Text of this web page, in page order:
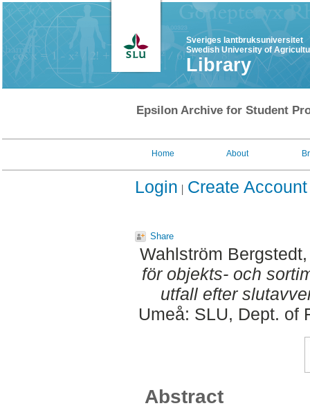
Sveriges lantbruksuniversitet
Swedish University of
Library
Epsilon Archive for Student
Home About
Login Create Account
Share
Wahlström
för objekts- och
utfall efter
Umeå: SLU, Dept. of
Abstract